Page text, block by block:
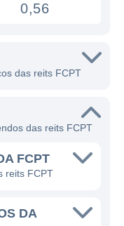
0,56
das reits FCPT
das reits FCPT
FCPT
reits FCPT
DA